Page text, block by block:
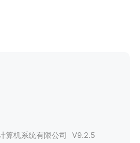
算机系统有限公司 V9.2.5